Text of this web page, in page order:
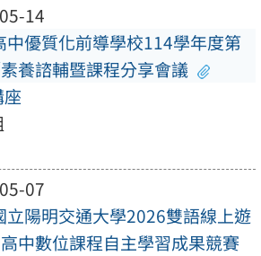
14
中優質化前導學校114學年度第
養諮輔暨課程分享會議
07
立陽明交通大學2026雙語線上遊
中數位課程自主學習成果競賽